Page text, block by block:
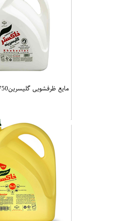
مایع ظرفشویی گلیسرین2750 گرم خاکستر